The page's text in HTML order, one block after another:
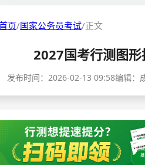
准考证打印
考试政策
成绩查询
分数线
资格复审
面试补录
警察/辅
教师资
国企/银
页/国家公务员考试/正文
2027国考行测图
发布时间： 2026-02-13 09:58编辑：